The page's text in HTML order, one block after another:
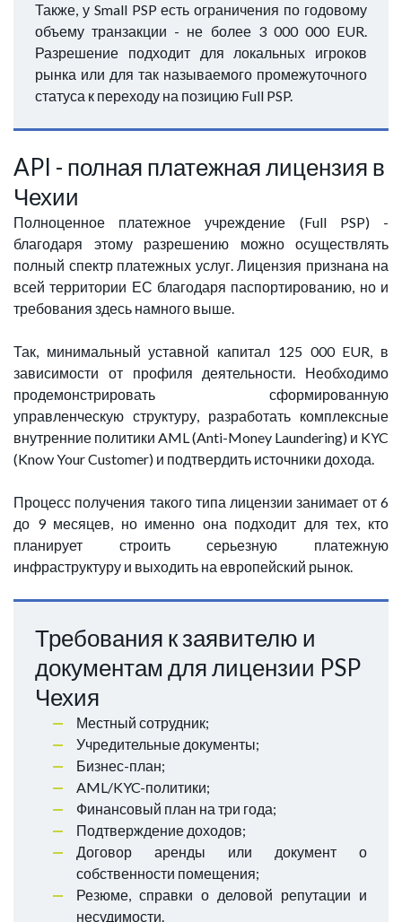
Также, у Small PSP есть ограничения по годовому
объему транзакции - не более 3 000 000 EUR.
Разрешение подходит для локальных игроков
рынка или для так называемого промежуточного
статуса к переходу на позицию Full PSP.
API - полная платежная лицензия в
Чехии
Полноценное платежное учреждение (Full PSP) -
благодаря этому разрешению можно осуществлять
полный спектр платежных услуг. Лицензия признана на
всей территории ЕС благодаря паспортированию, но и
требования здесь намного выше.
Так, минимальный уставной капитал 125 000 EUR, в
зависимости от профиля деятельности. Необходимо
продемонстрировать сформированную
управленческую структуру, разработать комплексные
внутренние политики AML (Anti-Money Laundering) и KYC
(Know Your Customer) и подтвердить источники дохода.
Процесс получения такого типа лицензии занимает от 6
до 9 месяцев, но именно она подходит для тех, кто
планирует строить серьезную платежную
инфраструктуру и выходить на европейский рынок.
Требования к заявителю и
документам для лицензии PSP
Чехия
Местный сотрудник;
Учредительные документы;
Бизнес-план;
AML/KYC-политики;
Финансовый план на три года;
Подтверждение доходов;
Договор аренды или документ о
собственности помещения;
Резюме, справки о деловой репутации и
несудимости.